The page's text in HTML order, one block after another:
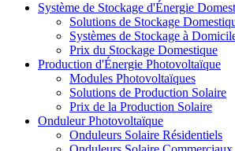
Système de Stockage d'Énergie
Solutions de Stockage
Systèmes de Stockage à
Prix du Stockage Domestique
Production d'Énergie Photovoltaïque
Modules Photovoltaïques
Solutions de Production Solaire
Prix de la Production Solaire
Onduleur Photovoltaïque
Onduleurs Solaire Résidentiels